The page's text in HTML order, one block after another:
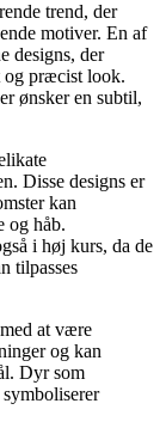
trend, der
motiver. En af
designs, der
og præcist look.
ønsker en subtil,
Disse designs er
kan
og håb.
i høj kurs, da de
tilpasses
at være
og kan
Dyr som